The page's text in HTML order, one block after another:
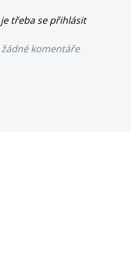
třeba se přihlásit
komentáře